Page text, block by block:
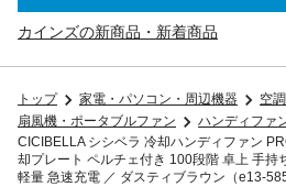
カインズの新商品・新着商品
トップ 家電・パソコン・周辺機器
空
扇風機・ポータブルファン
ハンディファ
CICIBELLA シシベラ 冷却ハンディファン
却プレート ペルチェ付き 100段階 卓上 手持
軽量 急速充電 ／ ダスティブラウン（e13-